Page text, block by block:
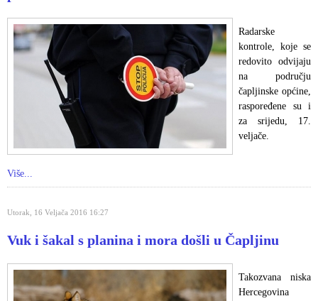
Radarske
kontrole, koje se
redovito odvijaju
na području
čapljinske općine,
raspoređene su i
za srijedu, 17.
veljače.
Više...
Utorak, 16 Veljača 2016 16:27
Vuk i šakal s planina i mora došli u Čapljinu
Takozvana niska
Hercegovina